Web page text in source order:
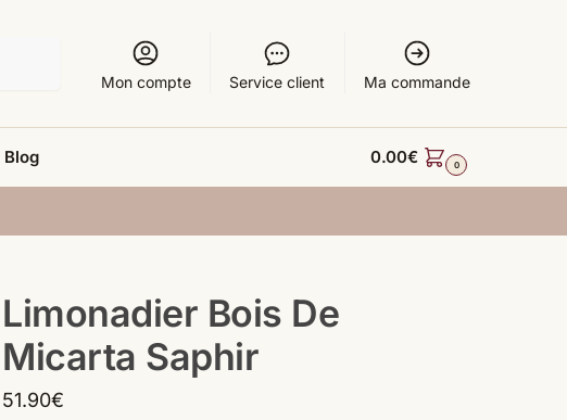
Mon compte Service client Ma commande
Blog 0.00€ 0
Limonadier Bois De
Micarta Saphir
51.90€